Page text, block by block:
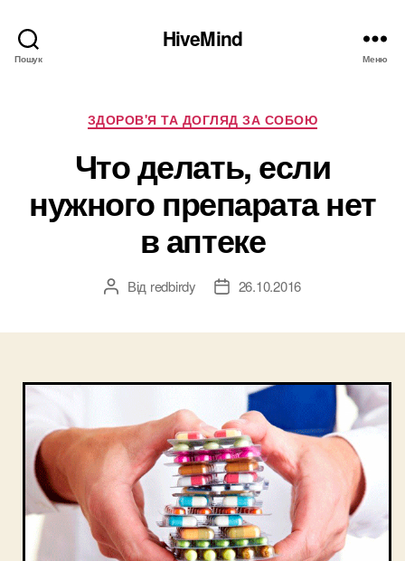
Пошук
HiveMind
Меню
Категорії
ЗДОРОВ'Я ТА ДОГЛЯД ЗА СОБОЮ
Что делать, если
нужного препарата нет
в аптеке
Автор
Від redbirdy
Дата26.10.2016